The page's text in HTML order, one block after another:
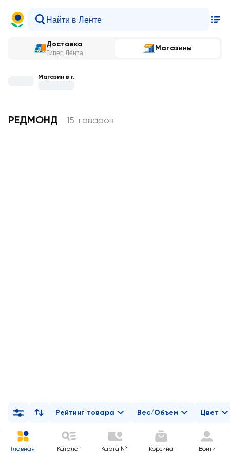
Доставка
Гипер Лента
Магазины
Магазин в г.
РЕДМОНД 15 товаров
Рейтинг товара Вес/Объем Цвет
Главная Каталог Карта №1 Корзина Войти